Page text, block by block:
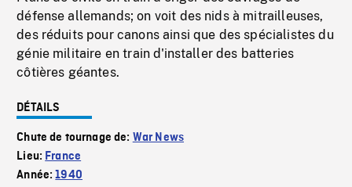
défense allemands; on voit des nids à mitrailleuses,
des réduits pour canons ainsi que des spécialistes du
génie militaire en train d'installer des batteries
côtières géantes.
DÉTAILS
Chute de tournage de: War News
Lieu: France
Année:1940